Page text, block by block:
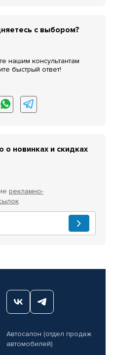
с выбором?
нашим консультантам
быстрый ответ!
новинках и скидках
рекламно-
Автосалон (отдел продаж
автомобилей)